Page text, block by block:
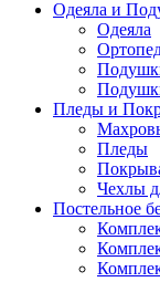
Одеяла и
Одеяла
Пледы и
Пледы
Чехлы
Постельное